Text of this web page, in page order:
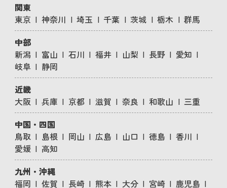
関東
東京
神奈川 埼玉 千葉 茨城 栃木
群馬
中部
新潟
富山 石川 福井 山梨 長野
愛知
岐阜
静岡
近畿
大阪
兵庫 京都 滋賀 奈良 和歌山
三重
中国・四国
鳥取
島根 岡山 広島 山口 徳島
香川
愛媛
高知
九州・沖縄
福岡
佐賀 長崎 熊本 大分 宮崎 鹿児島